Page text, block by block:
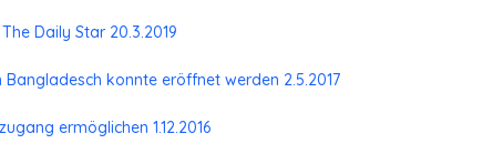
Daily Star 20.3.2019
konnte eröffnet werden 2.5.2017
ermöglichen 1.12.2016